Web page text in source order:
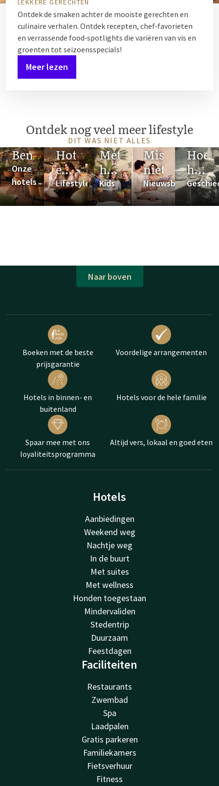
LEKKERE GERECHTEN
Ontdek de smaken achter de mooiste gerechten en
culinaire verhalen. Ontdek recepten, chef‑favorieten
en verrassende food‑spotlights die variëren van vis en
groenten tot seizoensspecials!
Meer lezen
Ontdek nog veel meer lifestyle
DIT WAS NIET ALLES
Benieuwd?
Onze
hotels
Hotspots
en
meer
Lifestyle
Met
het
gezin
Kids
Mis
niets
Nieuwsbrief
Hoe
het
ooit
Naar boven
Boeken met de beste
prijsgarantie
Voordelige arrangementen
Hotels in binnen- en
buitenland
Hotels voor de hele familie
Spaar mee met ons
loyaliteitsprogramma
Altijd vers, lokaal en goed eten
Hotels
Aanbiedingen
Weekend weg
Nachtje weg
In de buurt
Met suites
Met wellness
Honden toegestaan
Mindervaliden
Stedentrip
Duurzaam
Feestdagen
Faciliteiten
Restaurants
Zwembad
Spa
Laadpalen
Gratis parkeren
Familiekamers
Fietsverhuur
Fitness